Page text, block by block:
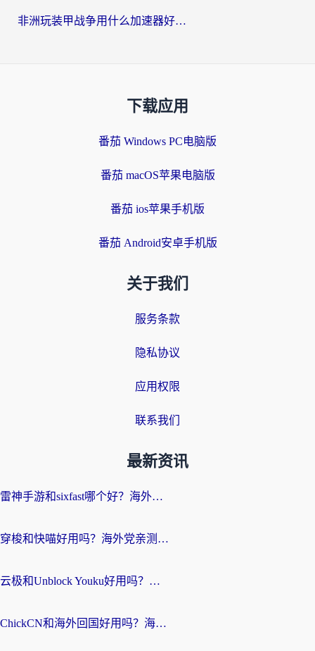
非洲玩装甲战争用什么加速器好？海外党亲测有效的国服游戏加速方案
下载应用
番茄 Windows PC电脑版
番茄 macOS苹果电脑版
番茄 ios苹果手机版
番茄 Android安卓手机版
关于我们
服务条款
隐私协议
应用权限
联系我们
最新资讯
雷神手游和sixfast哪个好？海外党亲测3款回国加速器，教你选对不踩坑
穿梭和快喵好用吗？海外党亲测：小众加速器对比+番茄加速器深度体验
云极和Unblock Youku好用吗？海外党亲测+2026回国加速器避坑指南
ChickCN和海外回国好用吗？海外党2026亲测：从手游到影音，选对加速器的3个关键